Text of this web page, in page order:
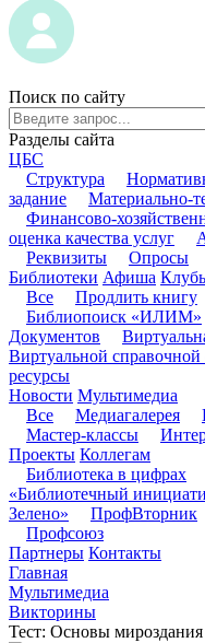
Поиск по сайту
Разделы сайта
ЦБС
Структура
задание
Материально-
Финансово-
оценка качества услуг
Реквизиты
Опросы
Библиотеки Афиша
Все
Продлить книгу
Библиопоиск «ИЛИМ»
Документов
Виртуальной
ресурсы
Новости Мультимедиа
Все
Медиагалерея
Мастер-классы
Проекты Коллегам
Библиотека в цифрах
«Библиотечный
Зелено»
ПрофВторник
Профсоюз
Партнеры Контакты
Главная
Мультимедиа
Викторины
Тест: Основы мироздания